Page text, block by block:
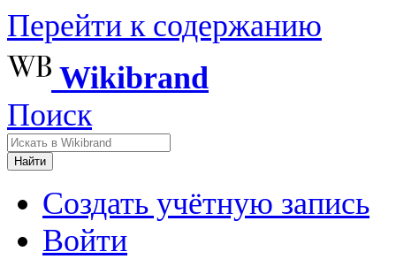
Перейти к содержанию
Wikibrand
Поиск
Найти
Создать учётную запись
Войти